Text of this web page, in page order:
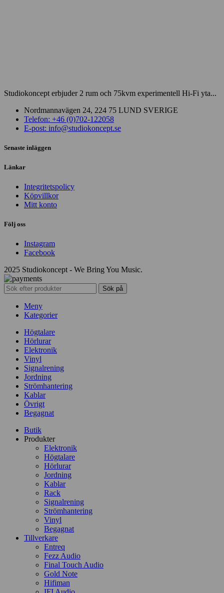
Studiokoncept erbjuder 2 rum och 75kvm experimentell Hi-Fi yta...
Nordmannavägen 24, 224 75 LUND SVERIGE
Telefon: +46 (0)702-122058
E-post: info@studiokoncept.se
Senaste inläggen
Länkar
Integritetspolicy
Köpvillkor
Mitt konto
Följ oss
Instagram
Facebook
2025 Studiokoncept - We Bring You Music.
Sök på
Meny
Kategorier
Högtalare
Hörlurar
Elektronik
Vinyl
Signalrening
Jordning
Strömhantering
Kablar
Övrigt
Begagnat
Butik
Produkter
Elektronik
Högtalare
Hörlurar
Jordning
Kablar
Rack
Signalrening
Strömhantering
Vinyl
Begagnat
Tillverkare
Entreq
Fezz Audio
Final Touch Audio
Gold Note
Hifiman